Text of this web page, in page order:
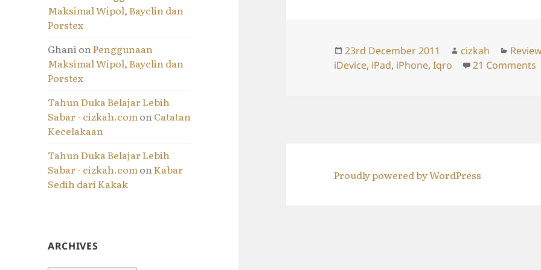
Maksimal Wipol, Bayclin dan
Porstex
GhanionPenggunaan
Maksimal Wipol, Bayclin dan
Porstex
Tahun Duka Belajar Lebih
Sabar - cizkah.comonCatatan
Kecelakaan
Tahun Duka Belajar Lebih
Sabar - cizkah.comonKabar
Sedih dari Kakak
ARCHIVES
Posted
on
23rd December 2011 Author
cizkah
iDevice, iPad, iPhone,Iqro 21 Comments
Proudly powered by WordPress